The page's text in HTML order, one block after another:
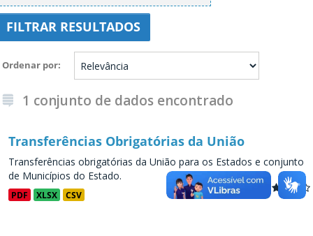
FILTRAR RESULTADOS
Ordenar por
1 conjunto de dados encontrado
Transferências Obrigatórias da União
Transferências obrigatórias da União para os Estados e conjunto
de Municípios do Estado.
PDF XLSX CSV